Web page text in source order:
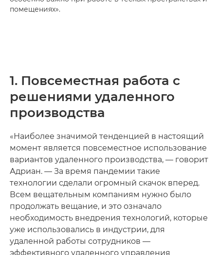
помещениях».
1. Повсеместная работа с
решениями удаленного
производства
«Наиболее значимой тенденцией в настоящий
момент является повсеместное использование
вариантов удаленного производства, — говорит
Адриан. — За время пандемии такие
технологии сделали огромный скачок вперед.
Всем вещательным компаниям нужно было
продолжать вещание, и это означало
необходимость внедрения технологий, которые
уже использовались в индустрии, для
удаленной работы сотрудников —
эффективного удаленного управления